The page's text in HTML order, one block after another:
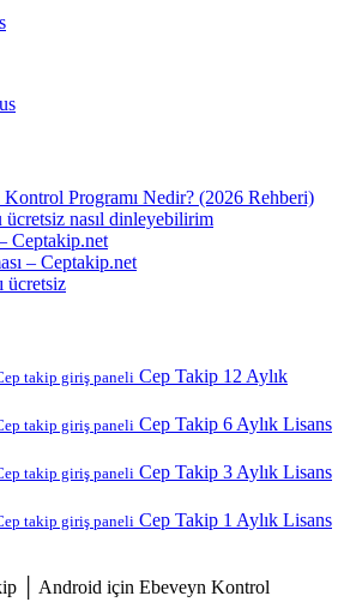
Programı Nedir? (2026 Rehberi)
nasıl dinleyebilirim
Ceptakip.net
– Ceptakip.net
ücretsiz
takip giriş paneli Cep Takip 12 Aylık
takip giriş paneli Cep Takip 6 Aylık Lisans
takip giriş paneli Cep Takip 3 Aylık Lisans
takip giriş paneli Cep Takip 1 Aylık Lisans
│ Android için Ebeveyn Kontrol